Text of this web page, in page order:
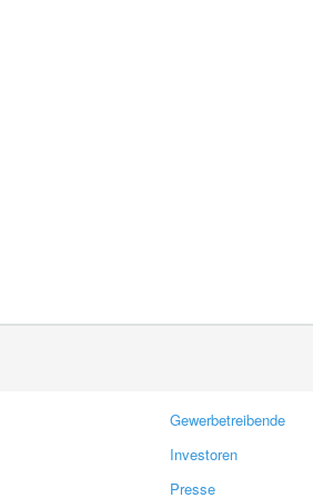
Gewerbetreibende
Investoren
Presse